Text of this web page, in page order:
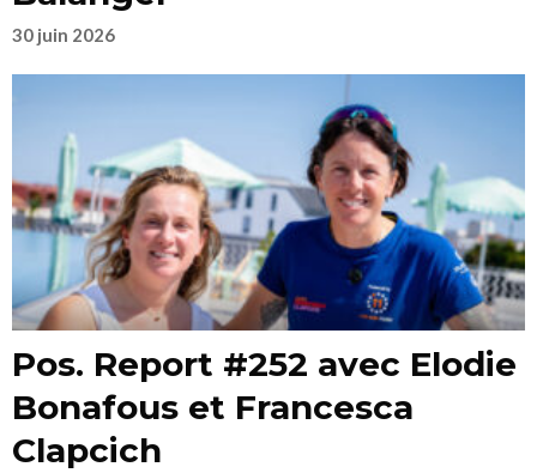
30 juin 2026
Pos. Report #252 avec Elodie
Bonafous et Francesca
Clapcich